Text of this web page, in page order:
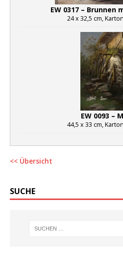
EW 0317 – Brunnen
24 x 32,5 cm,
EW 0093 –
44,5 x 33 cm,
<< Übersicht
SUCHE